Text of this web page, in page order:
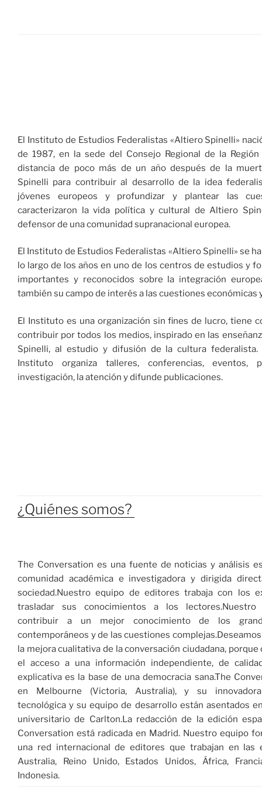
El Instituto de Estudios Federalistas «Altiero Spinelli»
de 1987, en la sede del Consejo Regional de la Región
distancia de poco más de un año después de la
Spinelli para contribuir al desarrollo de la idea
jóvenes europeos y profundizar y plantear las
caracterizaron la vida política y cultural de Altiero
defensor de una comunidad supranacional europea.
El Instituto de Estudios Federalistas «Altiero Spinelli» se
lo largo de los años en uno de los centros de estudios y
importantes y reconocidos sobre la integración
también su campo de interés a las cuestiones económicas
El Instituto es una organización sin fines de lucro, tiene
contribuir por todos los medios, inspirado en las
Spinelli, al estudio y difusión de la cultura federalista.
Instituto organiza talleres, conferencias, eventos,
investigación, la atención y difunde publicaciones.
¿Quiénes somos?
The Conversation es una fuente de noticias y análisis
comunidad académica e investigadora y dirigida
sociedad.Nuestro equipo de editores trabaja con los
trasladar sus conocimientos a los
contribuir a un mejor conocimiento de los
contemporáneos y de las cuestiones
la mejora cualitativa de la conversación ciudadana,
el acceso a una información independiente, de
explicativa es la base de una democracia sana.The
en Melbourne (Victoria, Australia), y su
tecnológica y su equipo de desarrollo están asentados
universitario de Carlton.La redacción de la edición
Conversation está radicada en Madrid. Nuestro equipo
una red internacional de editores que trabajan en las
Australia, Reino Unido, Estados Unidos, África,
Indonesia.